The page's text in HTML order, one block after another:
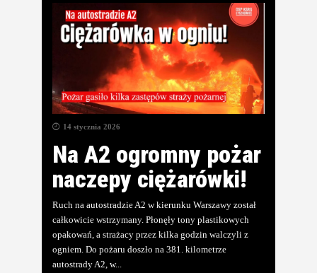
14 stycznia 2026
Na A2 ogromny pożar
naczepy ciężarówki!
Ruch na autostradzie A2 w kierunku Warszawy został
całkowicie wstrzymany. Płonęły tony plastikowych
opakowań, a strażacy przez kilka godzin walczyli z
ogniem. Do pożaru doszło na 381. kilometrze
autostrady A2, w